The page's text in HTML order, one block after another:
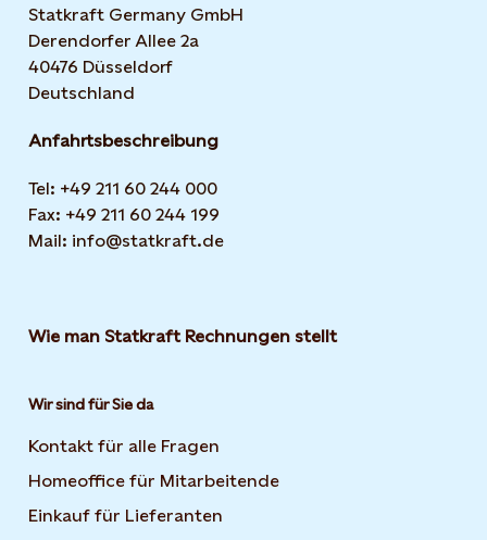
Statkraft Germany GmbH
Derendorfer Allee 2a
40476 Düsseldorf
Deutschland
Anfahrtsbeschreibung
Tel: +49 211 60 244 000
Fax: +49 211 60 244 199
Mail: info@statkraft.de
Wie man Statkraft Rechnungen stellt
Wir sind für Sie da
Kontakt für alle Fragen
Homeoffice für Mitarbeitende
Einkauf für Lieferanten